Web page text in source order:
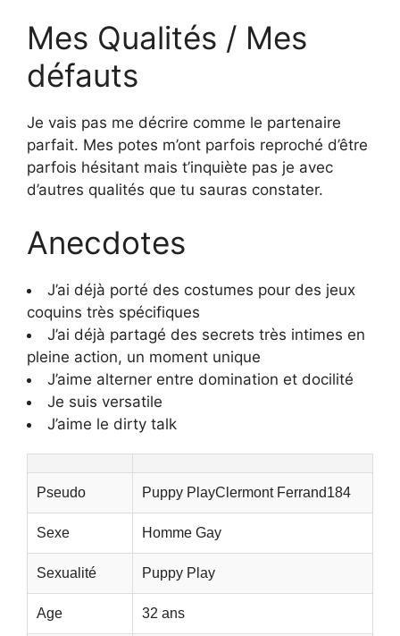
Mes Qualités / Mes
défauts
Je vais pas me décrire comme le partenaire
parfait. Mes potes m’ont parfois reproché d’être
parfois hésitant mais t’inquiète pas je avec
d’autres qualités que tu sauras constater.
Anecdotes
J’ai déjà porté des costumes pour des jeux
coquins très spécifiques
J’ai déjà partagé des secrets très intimes en
pleine action, un moment unique
J’aime alterner entre domination et docilité
Je suis versatile
J’aime le dirty talk
Pseudo Puppy PlayClermont Ferrand184
Sexe Homme Gay
Sexualité Puppy Play
Age 32 ans